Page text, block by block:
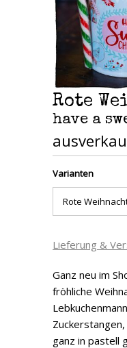
Rote
have a
Varianten
Lieferung &
Ganz neu im
fröhliche
ganz in pastell